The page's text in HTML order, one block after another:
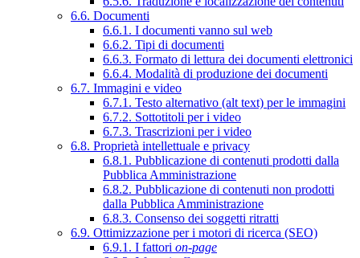
6.6. Documenti
6.6.1. I documenti vanno sul web
6.6.2. Tipi di documenti
6.6.3. Formato di lettura dei documenti elettronici
6.6.4. Modalità di produzione dei documenti
6.7. Immagini e video
6.7.1. Testo alternativo (alt text) per le immagini
6.7.2. Sottotitoli per i video
6.7.3. Trascrizioni per i video
6.8. Proprietà intellettuale e privacy
6.8.1. Pubblicazione di contenuti prodotti dalla
Pubblica Amministrazione
6.8.2. Pubblicazione di contenuti non prodotti
dalla Pubblica Amministrazione
6.8.3. Consenso dei soggetti ritratti
6.9. Ottimizzazione per i motori di ricerca (SEO)
6.9.1. I fattori on-page